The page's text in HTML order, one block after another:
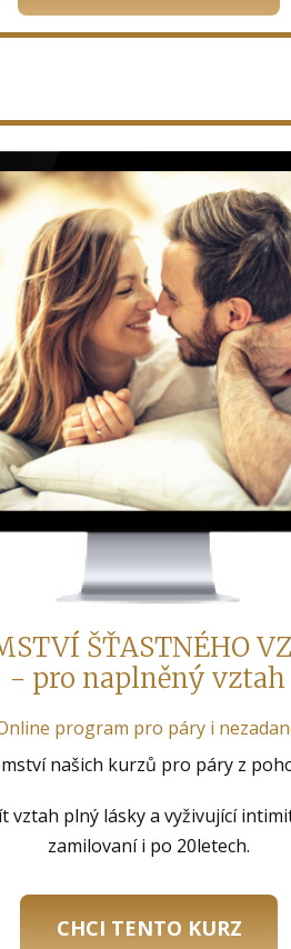
ŠŤASTNÉHO
- pro naplněný vztah
program pro páry i
našich kurzů pro páry z
vztah plný lásky a vyživující
zamilovaní i po 20letech.
CHCI TENTO KURZ